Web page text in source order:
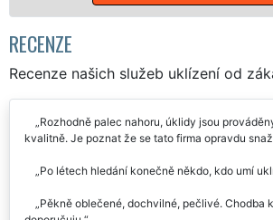
RECENZE
Recenze našich služeb uklízení od
Rozhodně palec nahoru, úklidy jsou
kvalitně. Je poznat že se tato firma opravdu
Po létech hledání konečně někdo, kdo umí
Pěkně oblečené, dochvilné, pečlivé. Chodba